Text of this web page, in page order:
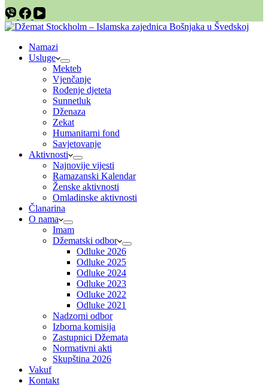
Namazi
Usluge
Mekteb
Vjenčanje
Rođenje djeteta
Sunnetluk
Dženaza
Zekat
Humanitarni fond
Savjetovanje
Aktivnosti
Najnovije vijesti
Ramazanski Kalendar
Ženske aktivnosti
Omladinske aktivnosti
Članarina
O nama
Imam
Džematski odbor
Odluke 2026
Odluke 2025
Odluke 2024
Odluke 2023
Odluke 2022
Odluke 2021
Nadzorni odbor
Izborna komisija
Zastupnici Džemata
Normativni akti
Skupština 2026
Vakuf
Kontakt